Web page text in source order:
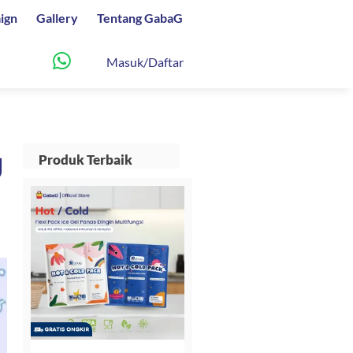
Gallery Tentang GabaG
Masuk/Daftar
Produk Terbaik